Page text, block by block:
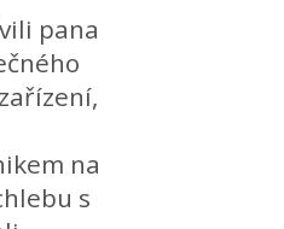
pana
na
s